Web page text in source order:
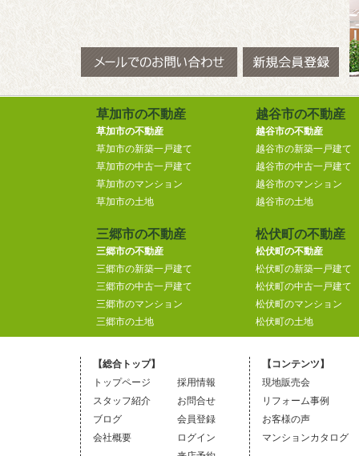
草加市の不動産
草加市の不動産
草加市の新築一戸建て
草加市の中古一戸建て
草加市のマンション
草加市の土地
越谷市の不動産
越谷市の不動産
越谷市の新築一戸建て
越谷市の中古一戸建て
越谷市のマンション
越谷市の土地
三郷市の不動産
三郷市の不動産
三郷市の新築一戸建て
三郷市の中古一戸建て
三郷市のマンション
三郷市の土地
松伏町の不動産
松伏町の不動産
松伏町の新築一戸建て
松伏町の中古一戸建て
松伏町のマンション
松伏町の土地
【総合トップ】
トップページ
スタッフ紹介
ブログ
会社概要
採用情報
お問合せ
会員登録
ログイン
【コンテンツ】
現地販売会
リフォーム事例
お客様の声
マンションカタログ